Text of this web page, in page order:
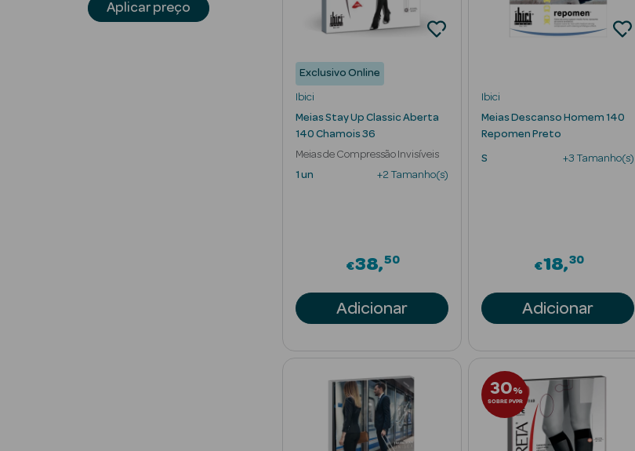
Aplicar preço
Exclusivo Online
Ibici
Meias Stay Up Classic Aberta
140 Chamois 36
Meias de Compressão Invisíveis
1 un
+2 Tamanho(s)
€38 50
Adicionar
Ibici
Meias Descanso Homem 140
Repomen Preto
S +3 Tamanho(s)
€18 30
Adicionar
30%
SOBRE PVPR